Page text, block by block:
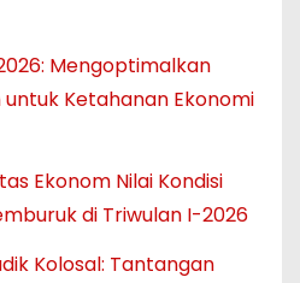
Mengoptimalkan
Ketahanan Ekonomi
Ekonom Nilai Kondisi
di Triwulan I-2026
Kolosal: Tantangan